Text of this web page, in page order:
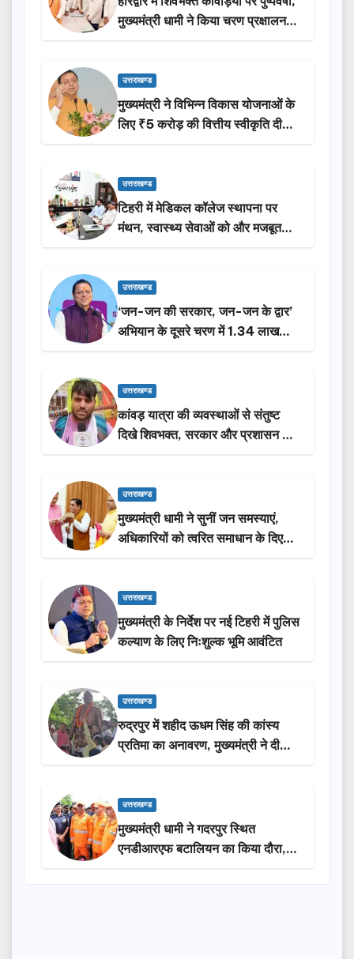
मुख्यमंत्री धामी ने किया चरण प्रक्षालन…
उत्तराखण्ड
मुख्यमंत्री ने विभिन्न विकास योजनाओं के
लिए ₹5 करोड़ की वित्तीय स्वीकृति दी…
उत्तराखण्ड
टिहरी में मेडिकल कॉलेज स्थापना पर
मंथन, स्वास्थ्य सेवाओं को और मजबूत
करेगी सरकार: मुख्यमंत्री धामी…
उत्तराखण्ड
‘जन-जन की सरकार, जन-जन के द्वार’
अभियान के दूसरे चरण में 1.34 लाख
लोगों की भागीदारी…
उत्तराखण्ड
कांवड़ यात्रा की व्यवस्थाओं से संतुष्ट
दिखे शिवभक्त, सरकार और प्रशासन की
सराहना…
उत्तराखण्ड
मुख्यमंत्री धामी ने सुनीं जन समस्याएं,
अधिकारियों को त्वरित समाधान के दिए
निर्देश
उत्तराखण्ड
मुख्यमंत्री के निर्देश पर नई टिहरी में पुलिस
कल्याण के लिए निःशुल्क भूमि आवंटित
उत्तराखण्ड
रुद्रपुर में शहीद ऊधम सिंह की कांस्य
प्रतिमा का अनावरण, मुख्यमंत्री ने दी
₹3.85 करोड़ की विकास परियोजनाओं
उत्तराखण्ड
मुख्यमंत्री धामी ने गदरपुर स्थित
एनडीआरएफ बटालियन का किया दौरा,
आपदा प्रबंधन तैयारियों का लिया जायजा